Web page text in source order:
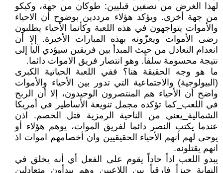
لهذا الغرض من نصفين قبليين: طوكان من جهة، وكيكو
من جهة أخرى. ويؤكد هؤلاء مرددين بوضوح أن الاحياء
والأموات يتواجهون في هذه اللعبة وكأنما الأحياء يطلبون
رضى الأموات ويعزّونه بهذه المبارات الأخيرة. إلا أن
انعدام التعادل من حيث المبدأ بين فريقين سيؤدي آلياً إلى
نتيجة محسومة سلفاً. وهو انتصار فريق الاموات دائما.
ما هو وجه الحقيقة هنا؟ ففي اللعبة الحياتية الكبرى
(البيولوجية) والاجتماعية التي تدور بين الأحياء والأموات
واضح أن الأحياء هم المنتصرون الوحيدون، إلا أن الربح
في اللعب_كما تؤكده مجمل تنويعة الأساطير في أمريكا
الشمالية_يعني من الناحية الرمزية قتل الخصم. اذن
عندما يكتب النصر دائما لفريق الموات، يوهم هؤلاء أو
يوحى لهم أنهم الأحياء الحقيقيين وان أخصامهم اموات اذ
انهم يقتلونه.
يبدو اللعب اذاً حاداً يقوم على الفعل أي أنه يخلق في
النهاية حيزاً فارقياً بين اللاعبين وهم يبدأون متعادلين